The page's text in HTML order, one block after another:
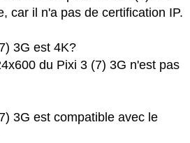
car il n'a pas de certification IP.
3G est 4K?
du Pixi 3 (7) 3G n'est pas
3G est compatible avec le